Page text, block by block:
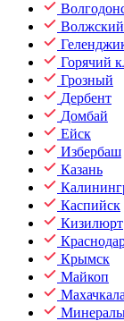
Волжский
Горячий
Грозный
Дербент
Домбай
Ейск
Избербаш
Казань
Каспийск
Кизилюрт
Крымск
Майкоп
Махачкала